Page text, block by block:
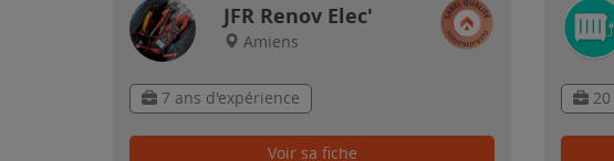
JFR Renov Elec'
Amiens
7 ans d'expérience
Voir sa fiche